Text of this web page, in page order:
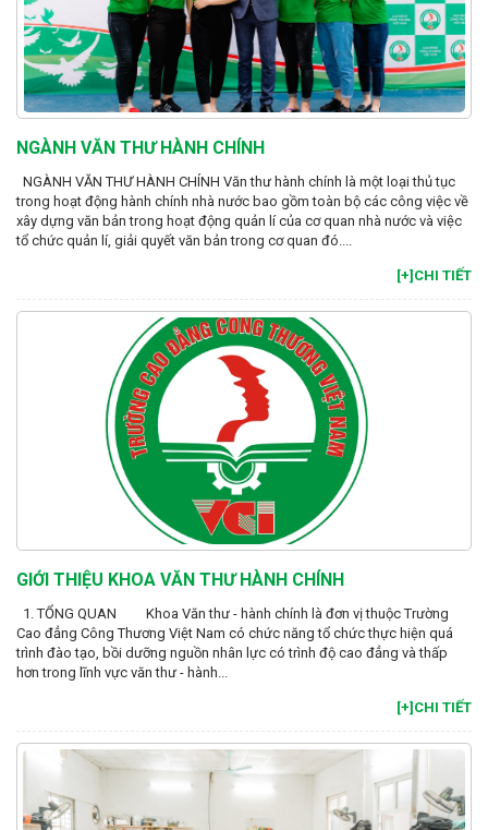
NGÀNH VĂN THƯ HÀNH CHÍNH
NGÀNH VĂN THƯ HÀNH CHÍNH Văn thư hành chính là một loại thủ tục
trong hoạt động hành chính nhà nước bao gồm toàn bộ các công việc về
xây dựng văn bản trong hoạt động quản lí của cơ quan nhà nước và việc
tổ chức quản lí, giải quyết văn bản trong cơ quan đó....
[+]CHI TIẾT
GIỚI THIỆU KHOA VĂN THƯ HÀNH CHÍNH
1. TỔNG QUAN Khoa Văn thư - hành chính là đơn vị thuộc Trường
Cao đẳng Công Thương Việt Nam có chức năng tổ chức thực hiện quá
trình đào tạo, bồi dưỡng nguồn nhân lực có trình độ cao đẳng và thấp
hơn trong lĩnh vực văn thư - hành...
[+]CHI TIẾT